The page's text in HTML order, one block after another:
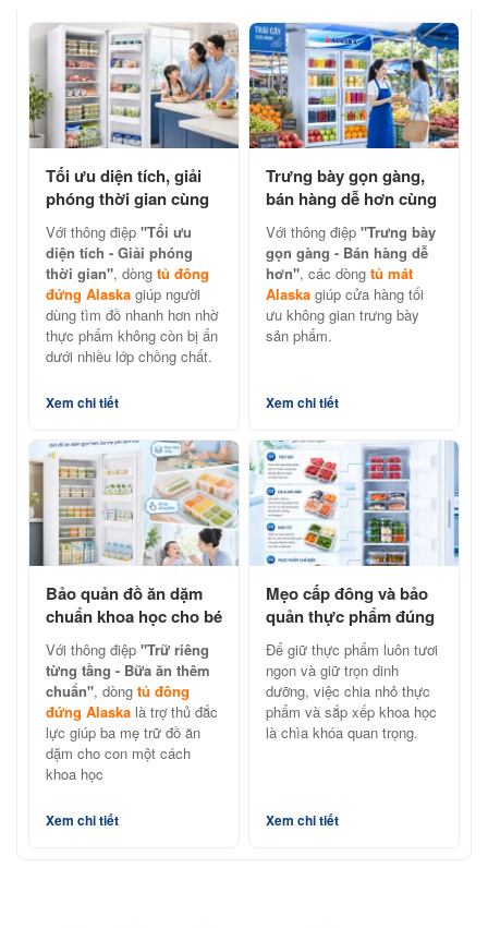
Tối ưu diện tích, giải
phóng thời gian cùng
tủ đông đứng Alaska
Với thông điệp "Tối ưu
diện tích - Giải phóng
thời gian", dòng tủ đông
đứng Alaska giúp người
dùng tìm đồ nhanh hơn nhờ
thực phẩm không còn bị ẩn
dưới nhiều lớp chồng chất.
Xem chi tiết
Trưng bày gọn gàng,
bán hàng dễ hơn cùng
tủ mát Alaska chính
hãng
Với thông điệp "Trưng bày
gọn gàng - Bán hàng dễ
hơn", các dòng tủ mát
Alaska giúp cửa hàng tối
ưu không gian trưng bày
sản phẩm.
Xem chi tiết
Bảo quản đồ ăn dặm
chuẩn khoa học cho bé
cùng tủ đông đứng
Alaska
Với thông điệp "Trữ riêng
từng tầng - Bữa ăn thêm
chuẩn", dòng tủ đông
đứng Alaska là trợ thủ đắc
lực giúp ba mẹ trữ đồ ăn
dặm cho con một cách
khoa học
Xem chi tiết
Mẹo cấp đông và bảo
quản thực phẩm đúng
cách với tủ đông đứng
Alaska
Để giữ thực phẩm luôn tươi
ngon và giữ trọn dinh
dưỡng, việc chia nhỏ thực
phẩm và sắp xếp khoa học
là chìa khóa quan trọng.
Xem chi tiết